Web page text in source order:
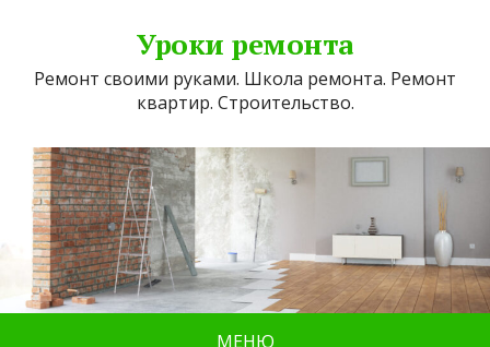
Уроки ремонта
Ремонт своими руками. Школа ремонта. Ремонт
квартир. Строительство.
МЕНЮ